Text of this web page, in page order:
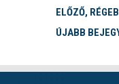
ELŐZŐ,
ÚJABB